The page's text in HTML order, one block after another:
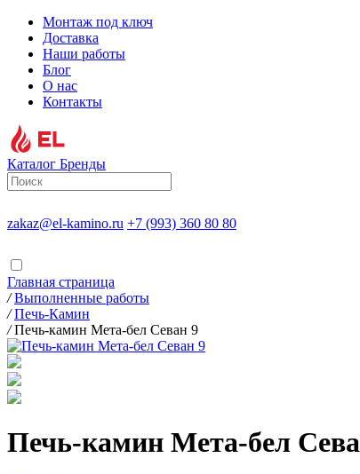
Монтаж под ключ
Доставка
Наши работы
Блог
О нас
Контакты
Каталог Бренды
zakaz@el-kamino.ru +7 (993) 360 80 80
Главная страница
/ Выполненные работы
/ Печь-Камин
/ Печь-камин Мета-бел Севан 9
Печь-камин Мета-бел